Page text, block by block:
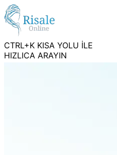
CTRL+K KISA YOLU İLE
HIZLICA ARAYIN